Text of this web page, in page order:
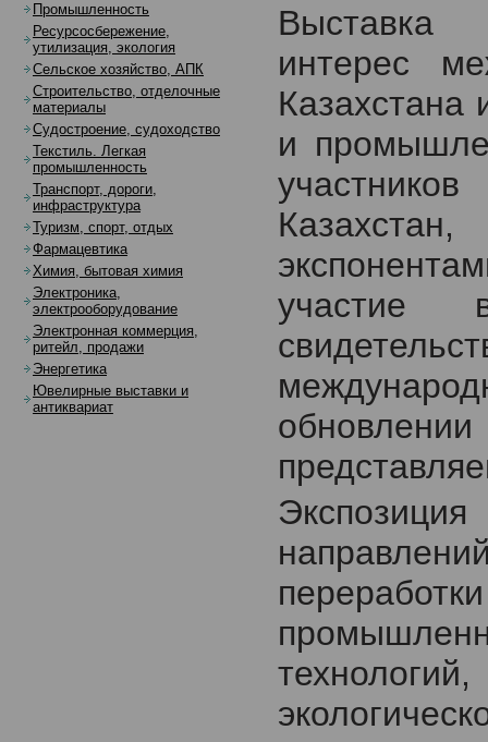
Выставка
интерес
Казахстана
и
участие
Промышленность
Ресурсосбережение,
утилизация, экология
Сельское хозяйство, АПК
Строительство, отделочные
материалы
Судостроение, судоходство
Текстиль. Легкая
промышленность
Транспорт, дороги,
инфраструктура
Туризм, спорт, отдых
Фармацевтика
Химия, бытовая химия
Электроника,
электрооборудование
Электронная коммерция,
ритейл, продажи
Энергетика
Ювелирные выставки и
антиквариат